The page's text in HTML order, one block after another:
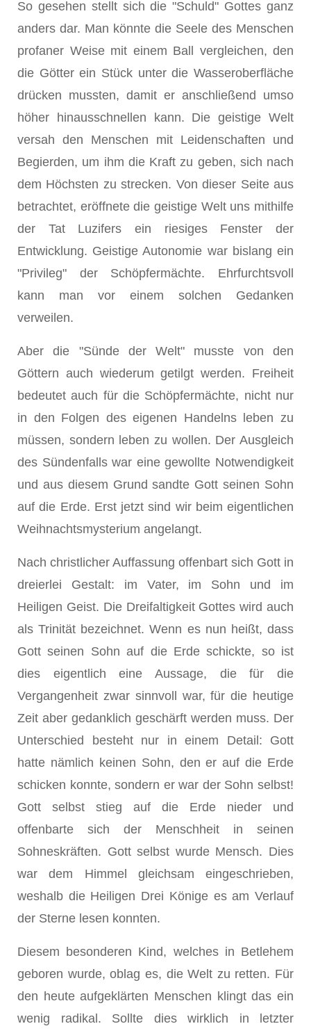
So gesehen stellt sich die "Schuld" Gottes ganz
anders dar. Man könnte die Seele des Menschen
profaner Weise mit einem Ball vergleichen, den
die Götter ein Stück unter die Wasseroberfläche
drücken mussten, damit er anschließend umso
höher hinausschnellen kann. Die geistige Welt
versah den Menschen mit Leidenschaften und
Begierden, um ihm die Kraft zu geben, sich nach
dem Höchsten zu strecken. Von dieser Seite aus
betrachtet, eröffnete die geistige Welt uns mithilfe
der Tat Luzifers ein riesiges Fenster der
Entwicklung. Geistige Autonomie war bislang ein
"Privileg" der Schöpfermächte. Ehrfurchtsvoll
kann man vor einem solchen Gedanken
verweilen.
Aber die "Sünde der Welt" musste von den
Göttern auch wiederum getilgt werden. Freiheit
bedeutet auch für die Schöpfermächte, nicht nur
in den Folgen des eigenen Handelns leben zu
müssen, sondern leben zu wollen. Der Ausgleich
des Sündenfalls war eine gewollte Notwendigkeit
und aus diesem Grund sandte Gott seinen Sohn
auf die Erde. Erst jetzt sind wir beim eigentlichen
Weihnachtsmysterium angelangt.
Nach christlicher Auffassung offenbart sich Gott in
dreierlei Gestalt: im Vater, im Sohn und im
Heiligen Geist. Die Dreifaltigkeit Gottes wird auch
als Trinität bezeichnet. Wenn es nun heißt, dass
Gott seinen Sohn auf die Erde schickte, so ist
dies eigentlich eine Aussage, die für die
Vergangenheit zwar sinnvoll war, für die heutige
Zeit aber gedanklich geschärft werden muss. Der
Unterschied besteht nur in einem Detail: Gott
hatte nämlich keinen Sohn, den er auf die Erde
schicken konnte, sondern er war der Sohn selbst!
Gott selbst stieg auf die Erde nieder und
offenbarte sich der Menschheit in seinen
Sohneskräften. Gott selbst wurde Mensch. Dies
war dem Himmel gleichsam eingeschrieben,
weshalb die Heiligen Drei Könige es am Verlauf
der Sterne lesen konnten.
Diesem besonderen Kind, welches in Betlehem
geboren wurde, oblag es, die Welt zu retten. Für
den heute aufgeklärten Menschen klingt das ein
wenig radikal. Sollte dies wirklich in letzter